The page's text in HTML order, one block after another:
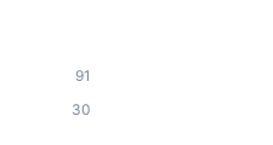
91
30